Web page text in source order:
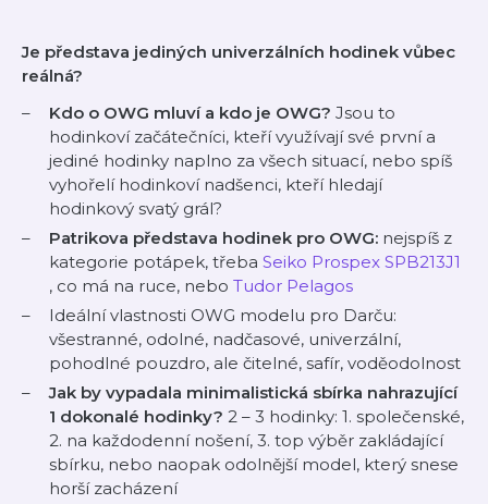
Je představa jediných univerzálních hodinek vůbec
reálná?
Kdo o OWG mluví a kdo je OWG? Jsou to
hodinkoví začátečníci, kteří využívají své první a
jediné hodinky naplno za všech situací, nebo spíš
vyhořelí hodinkoví nadšenci, kteří hledají
hodinkový svatý grál?
Patrikova představa hodinek pro OWG: nejspíš z
kategorie potápek, třeba Seiko Prospex SPB213J1
, co má na ruce, nebo Tudor Pelagos
Ideální vlastnosti OWG modelu pro Darču:
všestranné, odolné, nadčasové, univerzální,
pohodlné pouzdro, ale čitelné, safír, voděodolnost
Jak by vypadala minimalistická sbírka nahrazující
1 dokonalé hodinky? 2 – 3 hodinky: 1. společenské,
2. na každodenní nošení, 3. top výběr zakládající
sbírku, nebo naopak odolnější model, který snese
horší zacházení